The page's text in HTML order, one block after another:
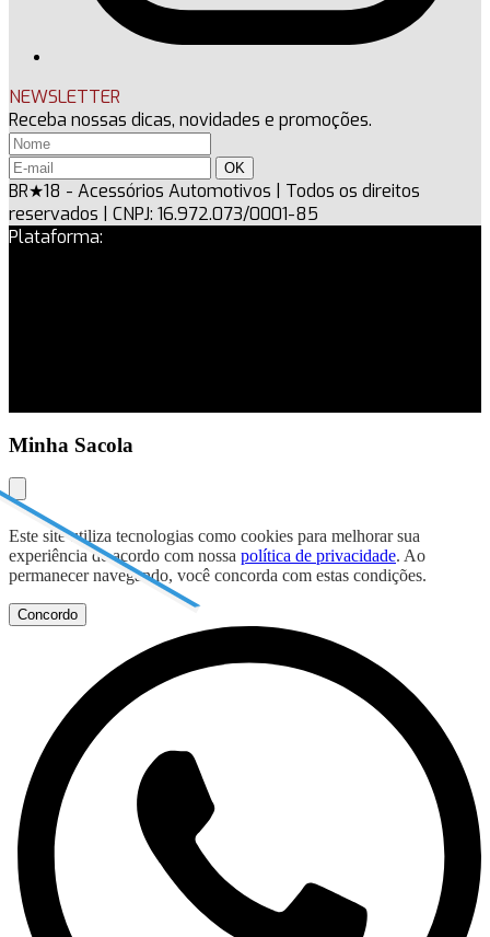
NEWSLETTER
Receba nossas dicas, novidades e promoções.
BR★18 - Acessórios Automotivos
Todos os direitos
reservados
CNPJ: 16.972.073/0001-85
Plataforma:
Minha Sacola
Este site utiliza tecnologias como cookies para melhorar sua
experiência de acordo com nossa política de privacidade. Ao
permanecer navegando, você concorda com estas condições.
Concordo